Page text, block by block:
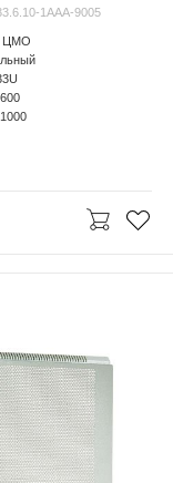
1ААА-9005
ЦМО